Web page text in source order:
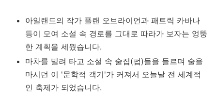
아일랜드의 작가 플랜 오브라이언과 패트릭 카바나
등이 모여 소설 속 경로를 그대로 따라가 보자는 엉뚱
한 계획을 세웠습니다.
마차를 빌려 타고 소설 속 술집(펍)들을 들르며 술을
마시던 이 '문학적 객기'가 커져서 오늘날 전 세계적
인 축제가 되었습니다.